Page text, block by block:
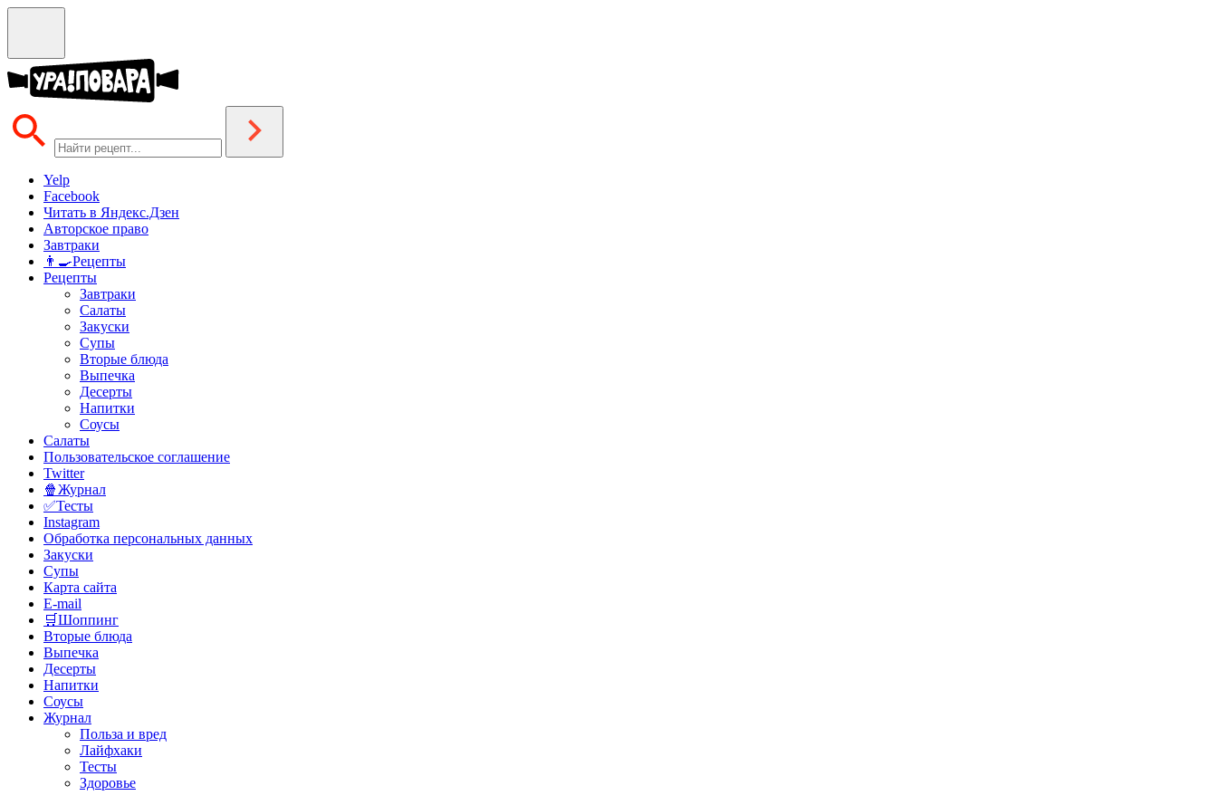
Yelp
Facebook
Читать в Яндекс.Дзен
Авторское право
Завтраки
👨‍🍳Рецепты
Рецепты
Завтраки
Салаты
Закуски
Супы
Вторые блюда
Выпечка
Десерты
Напитки
Соусы
Салаты
Пользовательское соглашение
Twitter
🍿Журнал
✅Тесты
Instagram
Обработка персональных данных
Закуски
Супы
Карта сайта
E-mail
🛒Шоппинг
Вторые блюда
Выпечка
Десерты
Напитки
Соусы
Журнал
Польза и вред
Лайфхаки
Тесты
Здоровье